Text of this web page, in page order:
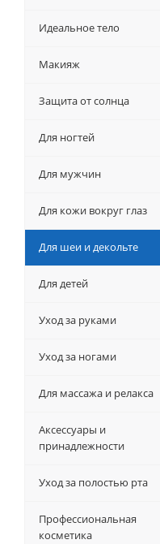
Идеальное тело
Макияж
Защита от солнца
Для ногтей
Для мужчин
Для кожи вокруг глаз
Для шеи и декольте
Для детей
Уход за руками
Уход за ногами
Для массажа и релакса
Аксессуары и
принадлежности
Уход за полостью рта
Профессиональная
косметика